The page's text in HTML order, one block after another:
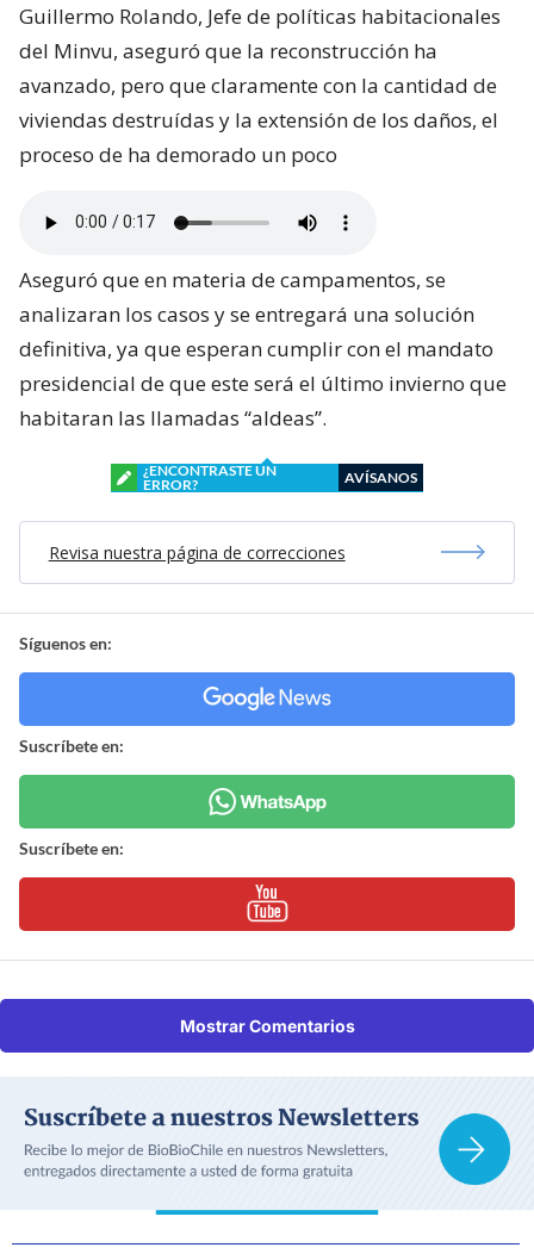
Guillermo Rolando, Jefe de políticas habitacionales
del Minvu, aseguró que la reconstrucción ha
avanzado, pero que claramente con la cantidad de
viviendas destruídas y la extensión de los daños, el
proceso de ha demorado un poco
Aseguró que en materia de campamentos, se
analizaran los casos y se entregará una solución
definitiva, ya que esperan cumplir con el mandato
presidencial de que este será el último invierno que
habitaran las llamadas “aldeas”.
¿ENCONTRASTE UN
ERROR?
AVÍSANOS
Revisa nuestra página de correcciones
Síguenos en:
Suscríbete en:
Suscríbete en:
Mostrar Comentarios